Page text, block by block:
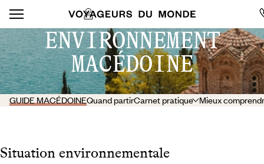
ENVIRONNEMENT
MACÉDOINE
GUIDE MACÉDOINEQuand partirCarnet pratique Mieux
Situation environnementale